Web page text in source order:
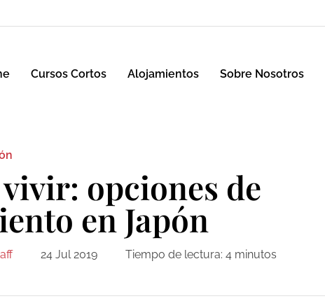
Cursos Cortos Alojamientos Sobre Nosotros
opciones de
en Japón
24 Jul 2019 Tiempo de lectura: 4 minutos